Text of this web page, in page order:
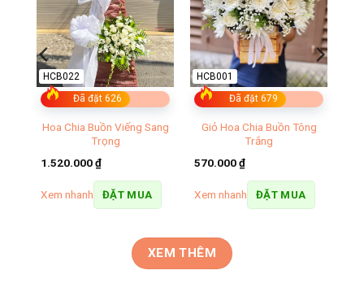
Đã đặt 626
HCB022
Hoa Chia Buồn Viếng Sang
Trọng
1.520.000₫
Xem nhanh ĐẶT MUA
Đã đặt 679
HCB001
Giỏ Hoa Chia Buồn Tông
Trắng
570.000₫
Xem nhanh ĐẶT MUA
XEM THÊM